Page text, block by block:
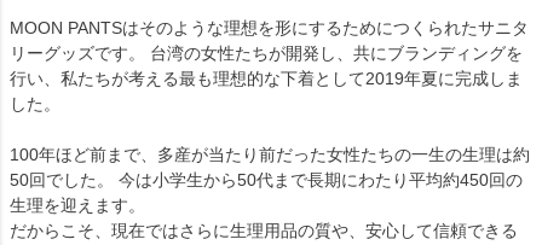
MOON PANTSはそのような理想を形にするためにつくられたサニタ
リーグッズです。 台湾の女性たちが開発し、共にブランディングを
行い、私たちが考える最も理想的な下着として2019年夏に完成しま
した。
100年ほど前まで、多産が当たり前だった女性たちの一生の生理は約
50回でした。 今は小学生から50代まで長期にわたり平均約450回の
生理を迎えます。
だからこそ、現在ではさらに生理用品の質や、安心して信頼できる